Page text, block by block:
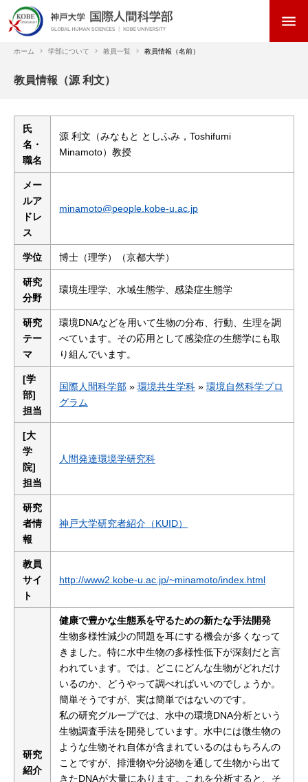
イ
menu
パ
ず
ホーム 学部について 教員一覧 教員情報（名前）
教員情報（源 利文）
氏
名・
職名
源 利文（みなもと としふみ，Toshifumi
Minamoto）教授
メー
ルア
ドレ
ス
minamoto@people.kobe-u.ac.jp
学位 博士（理学）（京都大学）
研究
分野
環境生理学、水域生態学、感染症生態学
研究
テー
マ
環境DNAなどを用いて生物の分布、行動、生理を調
べています。その応用として感染症の生態学にも取
り組んでいます。
[学
部]
担当
国際人間科学部 » 環境共生学科 » 環境自然科学プロ
グラム
[大
学
院]
担当
人間発達環境学研究科
研究
者情
報
神戸大学研究者紹介（KUID）
教員
サイ
ト
http://www2.kobe-u.ac.jp/~minamoto/index.html
研究
紹介
健康で豊かな生態系を守るための新たな手法開発
生物多様性減少の問題を耳にする機会が多くなって
きました。特に水中生物の多様性低下が深刻だと言
われています。では、どこにどんな生物がどれだけ
いるのか、どうやって調べればいいのでしょうか。
簡単そうですが、実は簡単ではないのです。
私の研究グループでは、水中の環境DNA分析という
生物調査手法を開発しています。水中には微生物の
ような生物それ自体が含まれているのはもちろんの
ことですが、排泄物や分泌物を通して生物から出て
きたDNAが大量にあります。これを分析すると、そ